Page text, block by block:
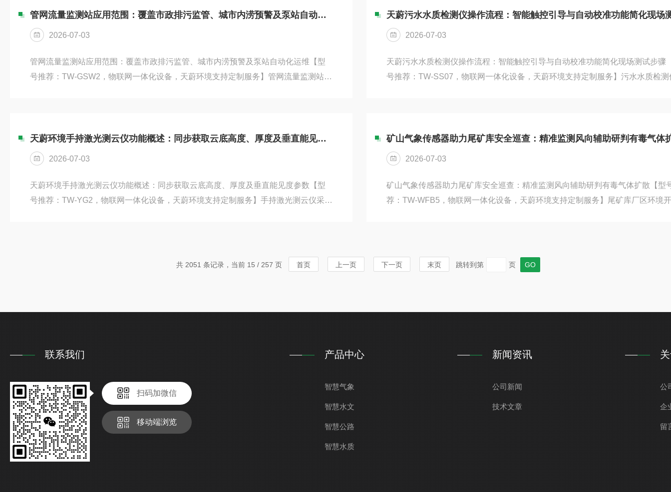
风速测量精度可达±0.1m/s，风向误差控制在±2°以内，杜绝机...
数据。内置智能滤波算法，自动过滤水面波浪、杂物带来的信号干扰，精准捕捉
水位波动变化。设备可长期野外全天...
管网流量监测站应用范围：覆盖市政排污监管、城市内涝预警及泵站自动化运维
2026-07-03
管网流量监测站应用范围：覆盖市政排污监管、城市内涝预警及泵站自动化运维【型
号推荐：TW-GSW2，物联网一体化设备，天蔚环境支持定制服务】管网流量监测站采
警，辅助防汛处置。同时对接泵站控制系统，依靠实时流量数据实现水泵启停、负荷
调配自动化运维，减少人工值守。设...
2026-07-03
天蔚污水水质检测仪操作流程：智能触控引导与自动校准功能简化现场测试步骤
号推荐：TW-SS07，物联网一体化设备，天蔚环境支持定制服务】污水水质检测
可实时读取pH、溶解氧、浊度等多项水质数据，检测结果即时显示并自动存储。
流程省去繁琐调试步骤，缩短野...
天蔚环境手持激光测云仪功能概述：同步获取云底高度、厚度及垂直能见度参数
2026-07-03
天蔚环境手持激光测云仪功能概述：同步获取云底高度、厚度及垂直能见度参数【型
号推荐：TW-YG2，物联网一体化设备，天蔚环境支持定制服务】手持激光测云仪采用
滤沙尘、雾气干扰，测量结果稳定可靠，兼顾人影作业、机场气象巡检、野外气象科
矿山气象传感器助力尾矿库安全巡查：精准监测风向辅助研判有毒气体
2026-07-03
矿山气象传感器助力尾矿库安全巡查：精准监测风向辅助研判有毒气体扩散【型
荐：TW-WFB5，物联网一体化设备，天蔚环境支持定制服务】尾矿库厂区环境
参数，实时掌握场区风场动态。依托稳定连续的风况实测数据，工作人员可科学
共 2051 条记录，当前 15 / 257 页 首页 上一页 下一页 末页 跳转到第 页
联系我们
扫码加微信
移动端浏览
产品中心
智慧气象
智慧水文
智慧公路
智慧水质
新闻资讯
公司新闻
技术文章
公
企
留